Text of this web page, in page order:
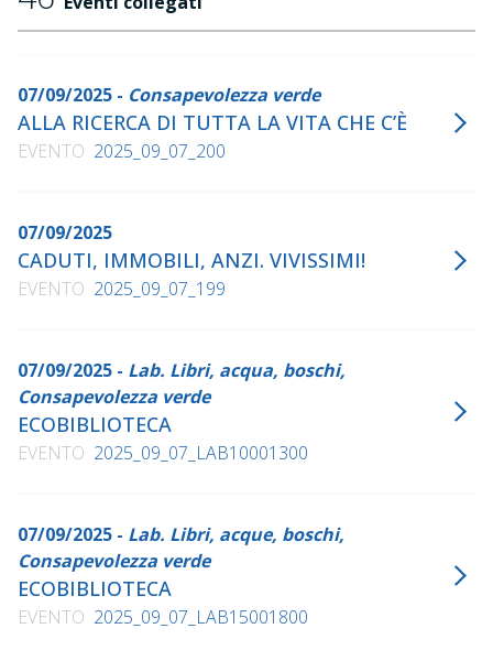
07/09/2025 - Consapevolezza verde
ALLA RICERCA DI TUTTA LA VITA CHE C’È
EVENTO 2025_09_07_200
07/09/2025
CADUTI, IMMOBILI, ANZI. VIVISSIMI!
EVENTO 2025_09_07_199
07/09/2025 - Lab. Libri, acqua, boschi,
Consapevolezza verde
ECOBIBLIOTECA
EVENTO 2025_09_07_LAB10001300
07/09/2025 - Lab. Libri, acque, boschi,
Consapevolezza verde
ECOBIBLIOTECA
EVENTO 2025_09_07_LAB15001800